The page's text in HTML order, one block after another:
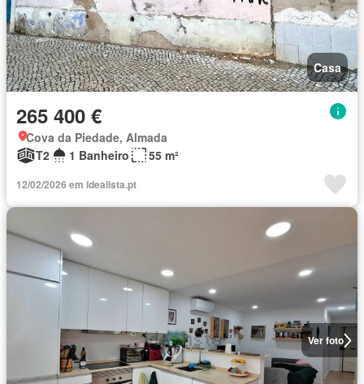
Casa
265 400 €
Cova da Piedade, Almada
T2
1 Banheiro 55 m²
12/02/2026 em idealista.pt
Ver foto